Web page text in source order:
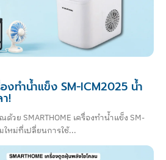
งทำน้ำแข็ง SM-ICM2025 น้ำ
!
วย SMARTHOME เครื่องทำน้ำแข็ง SM-
หม่ที่เปลี่ยนการใช้...